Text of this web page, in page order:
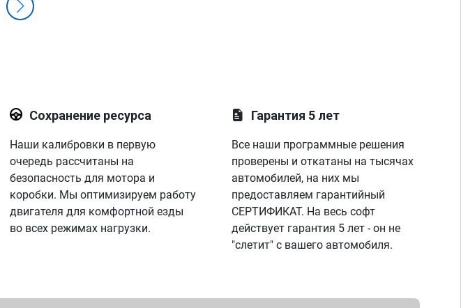
Сохранение ресурса
Наши калибровки в первую
очередь рассчитаны на
безопасность для мотора и
коробки. Мы оптимизируем работу
двигателя для комфортной езды
во всех режимах нагрузки.
Гарантия 5 лет
Все наши программные решения
проверены и откатаны на тысячах
автомобилей, на них мы
предоставляем гарантийный
СЕРТИФИКАТ. На весь софт
действует гарантия 5 лет - он не
"слетит" с вашего автомобиля.